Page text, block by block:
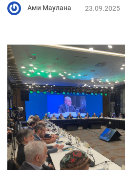
Ами Маулана 23.09.2025